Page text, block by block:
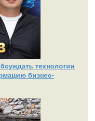
технологии
бизнес-